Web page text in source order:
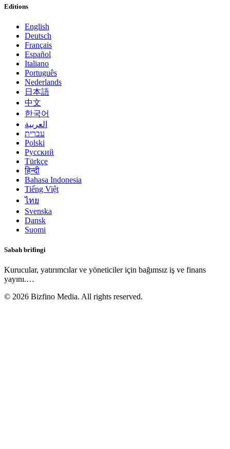
Editions
English
Deutsch
Français
Español
Italiano
Português
Nederlands
日本語
中文
한국어
العربية
עברית
Polski
Русский
Türkçe
हिन्दी
Bahasa Indonesia
Tiếng Việt
ไทย
Svenska
Dansk
Suomi
Sabah brifingi
Kurucular, yatırımcılar ve yöneticiler için bağımsız iş ve finans
yayını.…
© 2026 Bizfino Media. All rights reserved.